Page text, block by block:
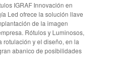
IGRAF Innovación en
Led ofrece la solución llave
de la imagen
Rótulos y Luminosos,
rotulación y el diseño, en la
abanico de posibilidades